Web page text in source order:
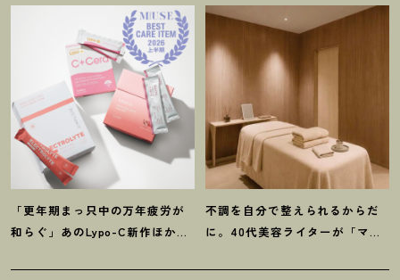
ク】3選
「更年期まっ只中の万年疲労が
和らぐ」あのLypo-C新作ほか40
選
不調を自分で整えられるからだ
に。40代美容ライターが「マイ
験！